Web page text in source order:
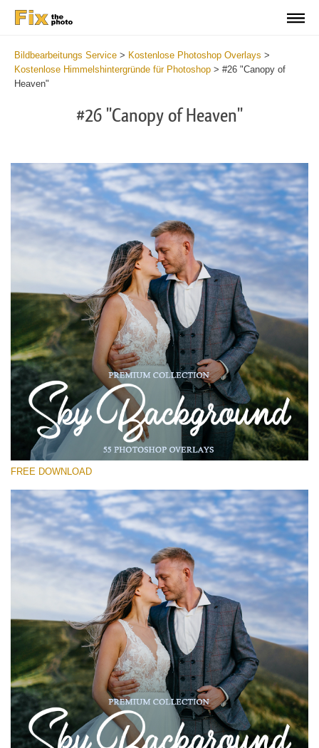
Bildbearbeitungs Service > Kostenlose Photoshop Overlays >
Kostenlose Himmelshintergründe für Photoshop > #26 "Canopy of
Heaven"
#26 "Canopy of Heaven"
Bitte wählen Sie
Free Photoshop Overlay #26
Small 800*533px
Sky Background
(55 Overlays)
Grunge Collection
(252 Overlays)
Large 6000*4000px
(1783 Overlays)
Large 6000*4000px
Kostenloser Download
FREE DOWNLOAD